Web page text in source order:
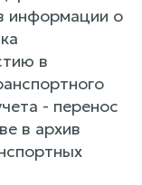
информации о
в
- перенос
в архив